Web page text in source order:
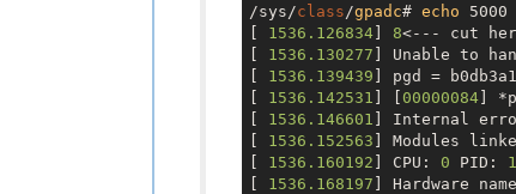
/sys/class /gpadc# echo 5000
[ 1536.126834] 8<--- cut
[ 1536.130277 ] Unable to
[ 1536.139439 ] pgd =
[ 1536.142531 ] [ 00000084]
[ 1536.146601 ] Internal
[ 1536.152563 ] Modules
[ 1536.160192 ] CPU: 0 PID:
[ 1536.168197 ] Hardware